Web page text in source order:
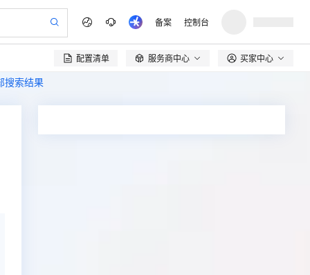
搜索结果
备案 控制台
配置清单  服务商中心 买家中心